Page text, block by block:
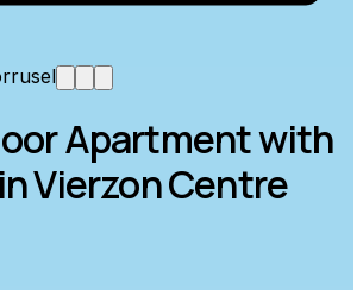
Apartment with
Vierzon Centre